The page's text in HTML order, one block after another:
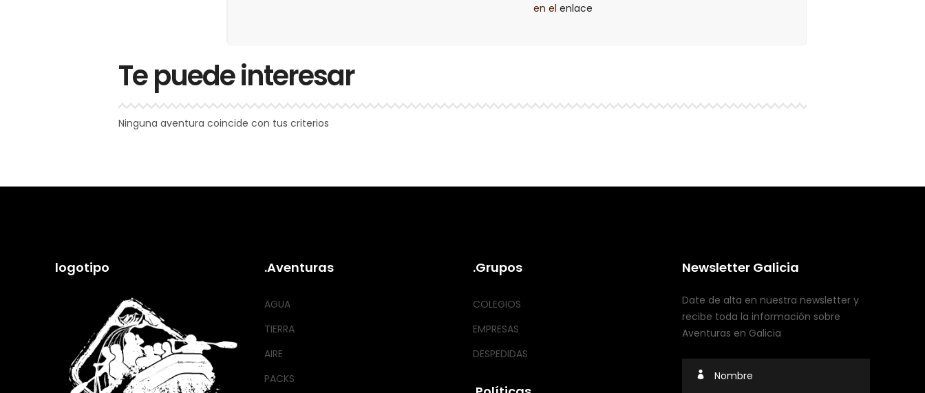
en el enlace
Te puede interesar
Ninguna aventura coincide con tus criterios
logotipo .Aventuras
AGUA
TIERRA
AIRE
PACKS
.Grupos
COLEGIOS
EMPRESAS
DESPEDIDAS
Newsletter Galicia
Date de alta en nuestra newsletter y
recibe toda la información sobre
Aventuras en Galicia